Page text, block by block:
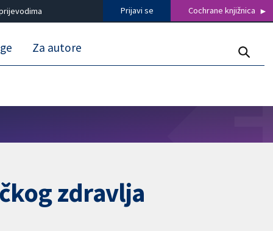
Prijavi se Cochrane knjižnica
Za autore
zdravlja